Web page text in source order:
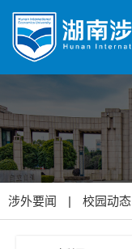
涉外要闻 | 校园动态